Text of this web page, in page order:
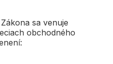
sa venuje
obchodného